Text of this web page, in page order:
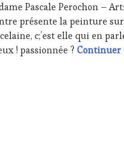
Pascale Perochon –
présente la peinture sur
c;’est elle qui en
! passionnée ? Continuer